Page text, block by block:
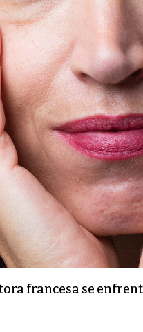
francesa se